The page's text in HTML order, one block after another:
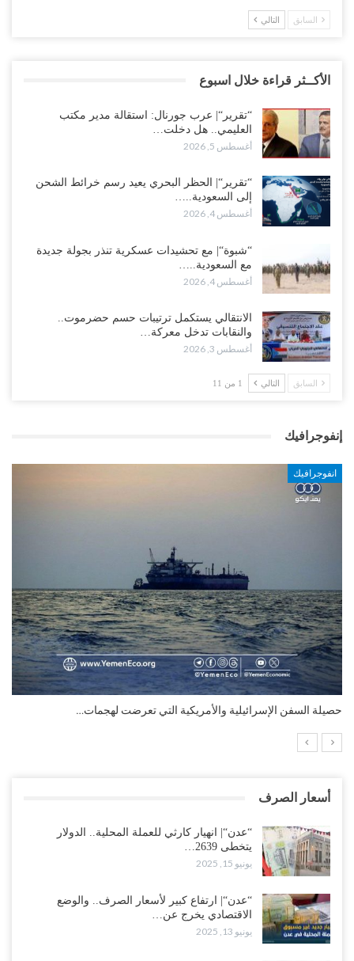
السابق التالي
الأكــثر قراءة خلال اسبوع
“تقرير“| عرب جورنال: استقالة مدير مكتب
العليمي.. هل دخلت…
أغسطس 5, 2026
“تقرير“| الحظر البحري يعيد رسم خرائط الشحن
إلى السعودية..…
أغسطس 4, 2026
“شبوة“| مع تحشيدات عسكرية تنذر بجولة جديدة
مع السعودية..…
أغسطس 4, 2026
الانتقالي يستكمل ترتيبات حسم حضرموت..
والنقابات تدخل معركة…
أغسطس 3, 2026
السابق التالي 1 من 11
إنفوجرافيك
انفوجرافيك
التضخم السنوي لمنطقة اليورو.. “إنفوجرافيك“..!
أسعار الصرف
“عدن“| انهيار كارثي للعملة المحلية.. الدولار
يتخطى 2639…
يونيو 15, 2025
“عدن“| ارتفاع كبير لأسعار الصرف.. والوضع
الاقتصادي يخرج عن…
يونيو 13, 2025